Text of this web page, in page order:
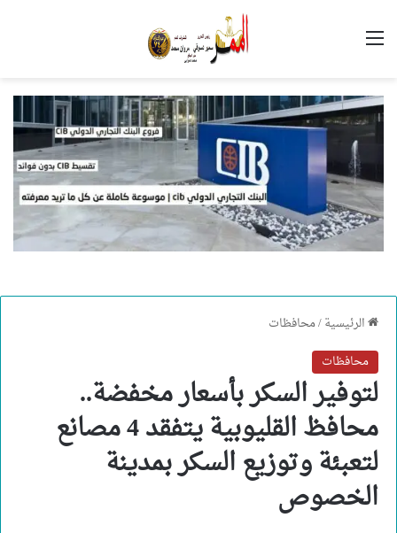
القائمة
الرئيسية/محافظات
محافظات
لتوفير السكر بأسعار مخفضة..
محافظ القليوبية يتفقد 4 مصانع
لتعبئة وتوزيع السكر بمدينة
الخصوص